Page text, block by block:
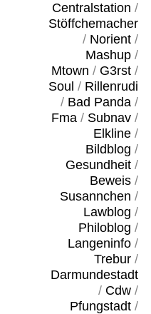
Centralstation /
Stöffchemacher
/ Norient/
Mashup/
Mtown / G3rst/
Soul / Rillenrudi
/ Bad Panda/
Fma/ Subnav/
Elkline/
Bildblog /
Gesundheit/
Beweis/
Susannchen /
Lawblog /
Philoblog /
Langeninfo/
Trebur/
Darmundestadt
/ Cdw/
Pfungstadt/